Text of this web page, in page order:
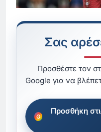
Σας
Προσθέστε τον
Google για να
Προσθήκη